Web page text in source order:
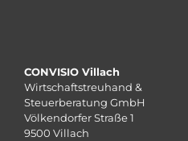
CONVISIO Villach
Wirtschaftstreuhand &
Steuerberatung GmbH
Völkendorfer Straße 1
9500 Villach